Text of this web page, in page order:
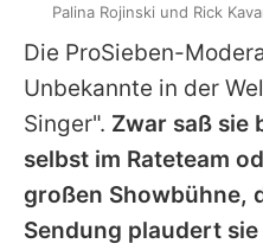
Die ProSieben-
Unbekannte in der
Singer". Zwar saß sie
selbst im Rateteam
großen Showbühne,
Sendung plaudert
Palina Rojinski und Rick